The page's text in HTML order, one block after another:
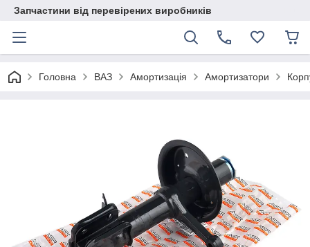
Запчастини від перевірених виробників
Головна ВАЗ Амортизація Амортизатори